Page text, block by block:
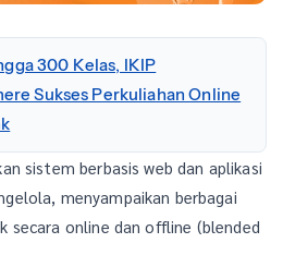
300 Kelas, IKIP
Sukses Perkuliahan Online
sistem berbasis web dan aplikasi
menyampaikan berbagai
secara online dan offline (blended